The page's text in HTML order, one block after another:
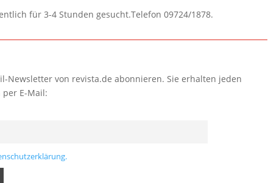
für 3-4 Stunden gesucht.Telefon 09724/1878.
Newsletter von revista.de abonnieren. Sie erhalten jeden
E-Mail: